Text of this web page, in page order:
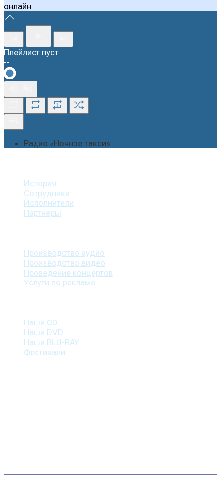
онлайн
Плейлист пуст
--
1
Радио «Ночное такси»
История
Сотрудники
Исполнители
Партнеры
Производство аудио
Производство видео
Проведение концертов
Услуги по рекламе
Наши CD
Наши DVD
Наши BLU-RAY
Фестивали